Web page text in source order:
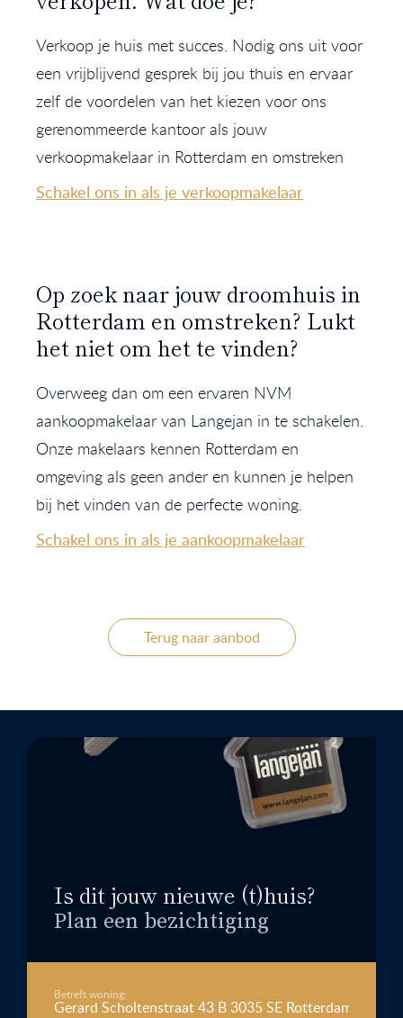
Verkoop je huis met succes. Nodig ons uit voor
een vrijblijvend gesprek bij jou thuis en ervaar
zelf de voordelen van het kiezen voor ons
gerenommeerde kantoor als jouw
verkoopmakelaar in Rotterdam en omstreken
Schakel ons in als je verkoopmakelaar
Op zoek naar jouw droomhuis in
Rotterdam en omstreken? Lukt
het niet om het te vinden?
Overweeg dan om een ervaren NVM
aankoopmakelaar van Langejan in te schakelen.
Onze makelaars kennen Rotterdam en
omgeving als geen ander en kunnen je helpen
bij het vinden van de perfecte woning.
Schakel ons in als je aankoopmakelaar
Terug naar aanbod
Is dit jouw nieuwe (t)huis?
Plan een bezichtiging
Betreft woning: